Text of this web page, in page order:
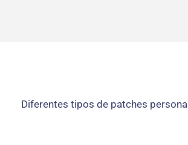
Diferentes tipos de patches